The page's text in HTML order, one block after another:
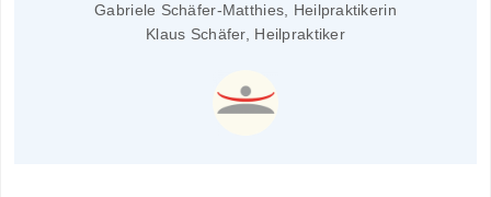
Gabriele Schäfer-Matthies, Heilpraktikerin
Klaus Schäfer, Heilpraktiker